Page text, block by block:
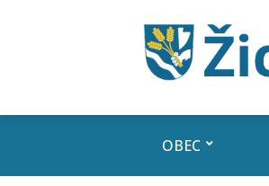
OBEC